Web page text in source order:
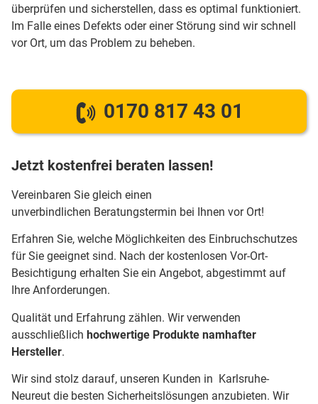
überprüfen und sicherstellen, dass es optimal funktioniert.
Im Falle eines Defekts oder einer Störung sind wir schnell
vor Ort, um das Problem zu beheben.
0170 817 43 01
Jetzt kostenfrei beraten lassen!
Vereinbaren Sie gleich einen
unverbindlichen Beratungstermin bei Ihnen vor Ort!
Erfahren Sie, welche Möglichkeiten des Einbruchschutzes
für Sie geeignet sind. Nach der kostenlosen Vor-Ort-
Besichtigung erhalten Sie ein Angebot, abgestimmt auf
Ihre Anforderungen.
Qualität und Erfahrung zählen. Wir verwenden
ausschließlich hochwertige Produkte namhafter
Hersteller.
Wir sind stolz darauf, unseren Kunden in Karlsruhe-
Neureut die besten Sicherheitslösungen anzubieten. Wir